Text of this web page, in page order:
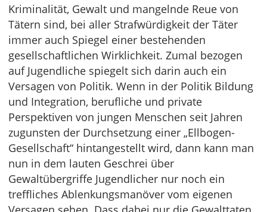
Kriminalität, Gewalt und mangelnde Reue von
Tätern sind, bei aller Strafwürdigkeit der Täter
immer auch Spiegel einer bestehenden
gesellschaftlichen Wirklichkeit. Zumal bezogen
auf Jugendliche spiegelt sich darin auch ein
Versagen von Politik. Wenn in der Politik Bildung
und Integration, berufliche und private
Perspektiven von jungen Menschen seit Jahren
zugunsten der Durchsetzung einer „Ellbogen-
Gesellschaft“ hintangestellt wird, dann kann man
nun in dem lauten Geschrei über
Gewaltübergriffe Jugendlicher nur noch ein
treffliches Ablenkungsmanöver vom eigenen